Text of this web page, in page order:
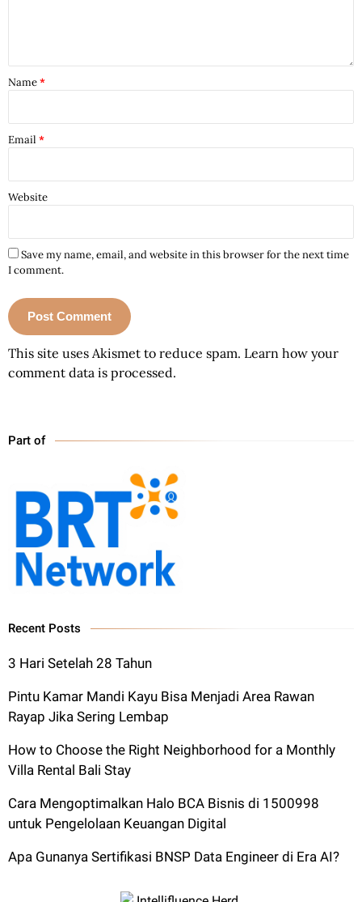
Name*
Email *
Website
Save my name, email, and website in this browser for the next time
I comment.
This site uses Akismet to reduce spam. Learn how your
comment data is processed.
Part of
Recent Posts
3 Hari Setelah 28 Tahun
Pintu Kamar Mandi Kayu Bisa Menjadi Area Rawan
Rayap Jika Sering Lembap
How to Choose the Right Neighborhood for a Monthly
Villa Rental Bali Stay
Cara Mengoptimalkan Halo BCA Bisnis di 1500998
untuk Pengelolaan Keuangan Digital
Apa Gunanya Sertifikasi BNSP Data Engineer di Era AI?